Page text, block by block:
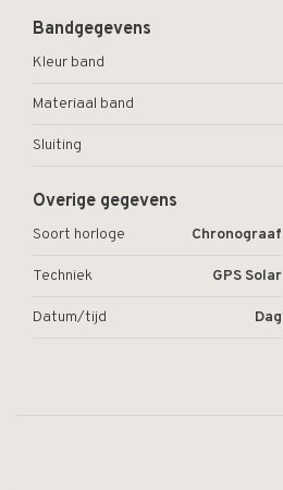
Bandgegevens
Kleur band
Materiaal band
Sluiting
Overige gegevens
Soort horloge Chronograaf
Techniek GPS Solar
Datum/tijd Dag